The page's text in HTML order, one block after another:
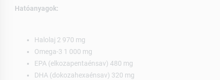
Hatóanyagok:
Halolaj 2 970 mg
Omega-3 1 000 mg
EPA (elkozapentaénsav) 480 mg
DHA (dokozahexaénsav) 320 mg